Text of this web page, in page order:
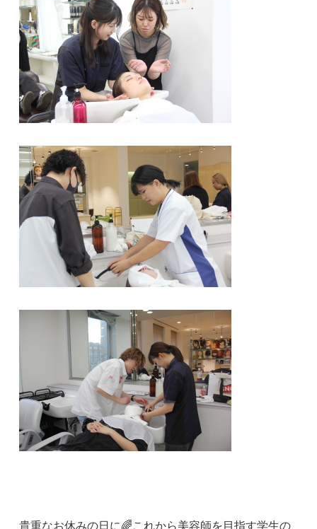
貴重なお休みの日に🌈これから美容師を目指す学生の